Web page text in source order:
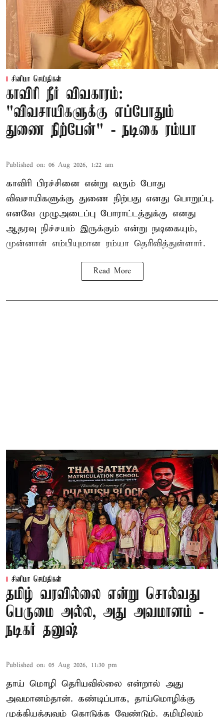
சினிமா செய்திகள்
காவிரி நீர் விவகாரம்:
"விவசாயிகளுக்கு எப்போதும்
துணை நிற்பேன்" - நடிகை ரம்யா
Published on: 06 Aug 2026, 1:22 am
காவிரி பிரச்சினை என்று வரும் போது
விவசாயிகளுக்கு துணை நிற்பது எனது பொறுப்பு.
எனவே முழுஅடைப்பு போராட்டத்துக்கு எனது
ஆதரவு நிச்சயம் இருக்கும் என்று நடிகையும்,
முன்னாள் எம்பியுமான ரம்யா தெரிவித்துள்ளார்.
Read More
சினிமா செய்திகள்
தமிழ் வரவில்லை என்று சொல்வது
பெருமை அல்ல, அது அவமானம் -
நடிகர் தனுஷ்
Published on: 05 Aug 2026, 11:30 pm
தாய் மொழி தெரியவில்லை என்றால் அது
அவமானம்தான். கண்டிப்பாக, தாய்மொழிக்கு
முக்கியத்துவம் கொடுக்க வேண்டும். தமிழிலும்